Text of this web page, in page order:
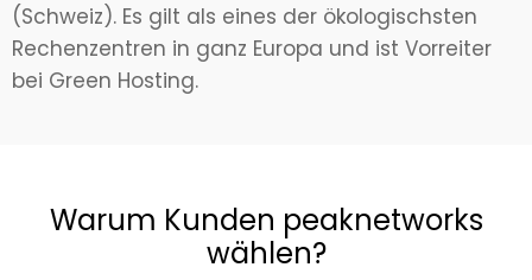
(Schweiz). Es gilt als eines der ökologischsten
Rechenzentren in ganz Europa und ist Vorreiter
bei Green Hosting.
Warum Kunden peaknetworks
wählen?